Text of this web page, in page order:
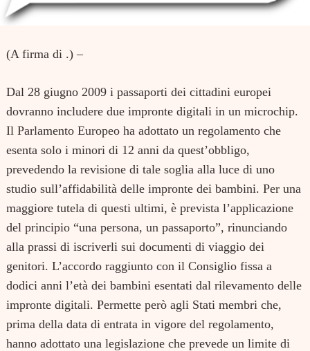
(A firma di .) –
Dal 28 giugno 2009 i passaporti dei cittadini europei
dovranno includere due impronte digitali in un microchip.
Il Parlamento Europeo ha adottato un regolamento che
esenta solo i minori di 12 anni da quest’obbligo,
prevedendo la revisione di tale soglia alla luce di uno
studio sull’affidabilità delle impronte dei bambini. Per una
maggiore tutela di questi ultimi, è prevista l’applicazione
del principio “una persona, un passaporto”, rinunciando
alla prassi di iscriverli sui documenti di viaggio dei
genitori. L’accordo raggiunto con il Consiglio fissa a
dodici anni l’età dei bambini esentati dal rilevamento delle
impronte digitali. Permette però agli Stati membri che,
prima della data di entrata in vigore del regolamento,
hanno adottato una legislazione che prevede un limite di